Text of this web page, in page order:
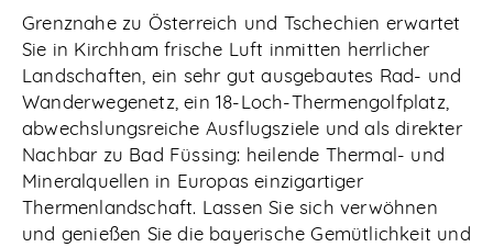
Grenznahe zu Österreich und Tschechien erwartet
Sie in Kirchham frische Luft inmitten herrlicher
Landschaften, ein sehr gut ausgebautes Rad- und
Wanderwegenetz, ein 18-Loch-Thermengolfplatz,
abwechslungsreiche Ausflugsziele und als direkter
Nachbar zu Bad Füssing: heilende Thermal- und
Mineralquellen in Europas einzigartiger
Thermenlandschaft. Lassen Sie sich verwöhnen
und genießen Sie die bayerische Gemütlichkeit und